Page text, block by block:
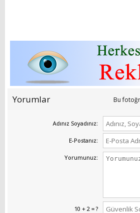
Yorumlar Bu
Adınız Soyadınız:
E-Postanız:
Yorumunuz:
10 + 2 = ?